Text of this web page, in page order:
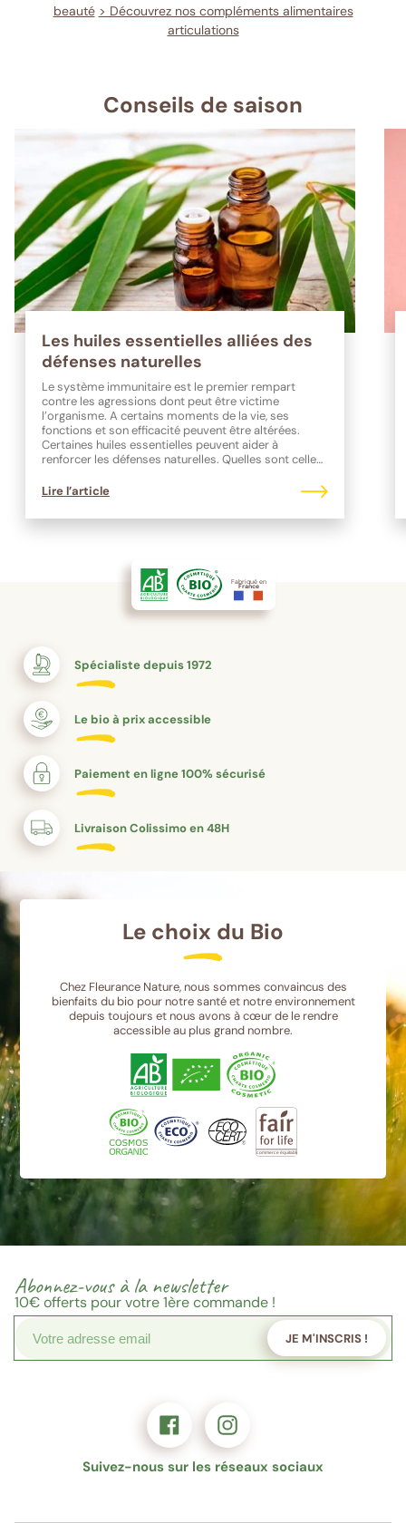
beauté > Découvrez nos compléments alimentaires
articulations
Conseils de saison
Les huiles essentielles alliées des
défenses naturelles
Le système immunitaire est le premier rempart
contre les agressions dont peut être victime
l’organisme. A certains moments de la vie, ses
fonctions et son efficacité peuvent être altérées.
Certaines huiles essentielles peuvent aider à
renforcer les défenses naturelles. Quelles sont celles
Lire l’article
Fabriqué en
France
Spécialiste depuis 1972
Le bio à prix accessible
Paiement en ligne 100% sécurisé
Livraison Colissimo en 48H
Le choix du Bio
Chez Fleurance Nature, nous sommes convaincus des
bienfaits du bio pour notre santé et notre environnement
depuis toujours et nous avons à cœur de le rendre
accessible au plus grand nombre.
Abonnez-vous à la newsletter
10€offerts pour votre 1ère commande !
JE M'INSCRIS !
Suivez-nous sur les réseaux sociaux